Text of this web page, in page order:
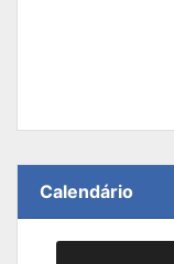
Calendário